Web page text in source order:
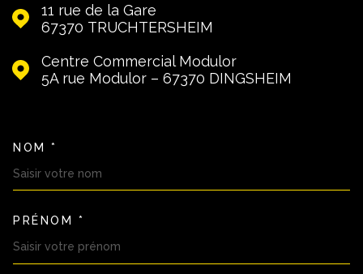
11 rue de la Gare
67370
TRUCHTERSHEIM
Centre Commercial Modulor
5A rue Modulor – 67370
DINGSHEIM
NOM *
PRÉNOM *